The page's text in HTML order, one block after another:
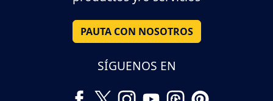
PAUTA CON NOSOTROS
SÍGUENOS EN